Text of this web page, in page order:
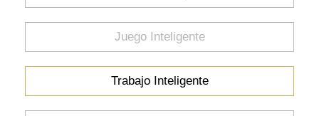
Juego Inteligente
Trabajo Inteligente